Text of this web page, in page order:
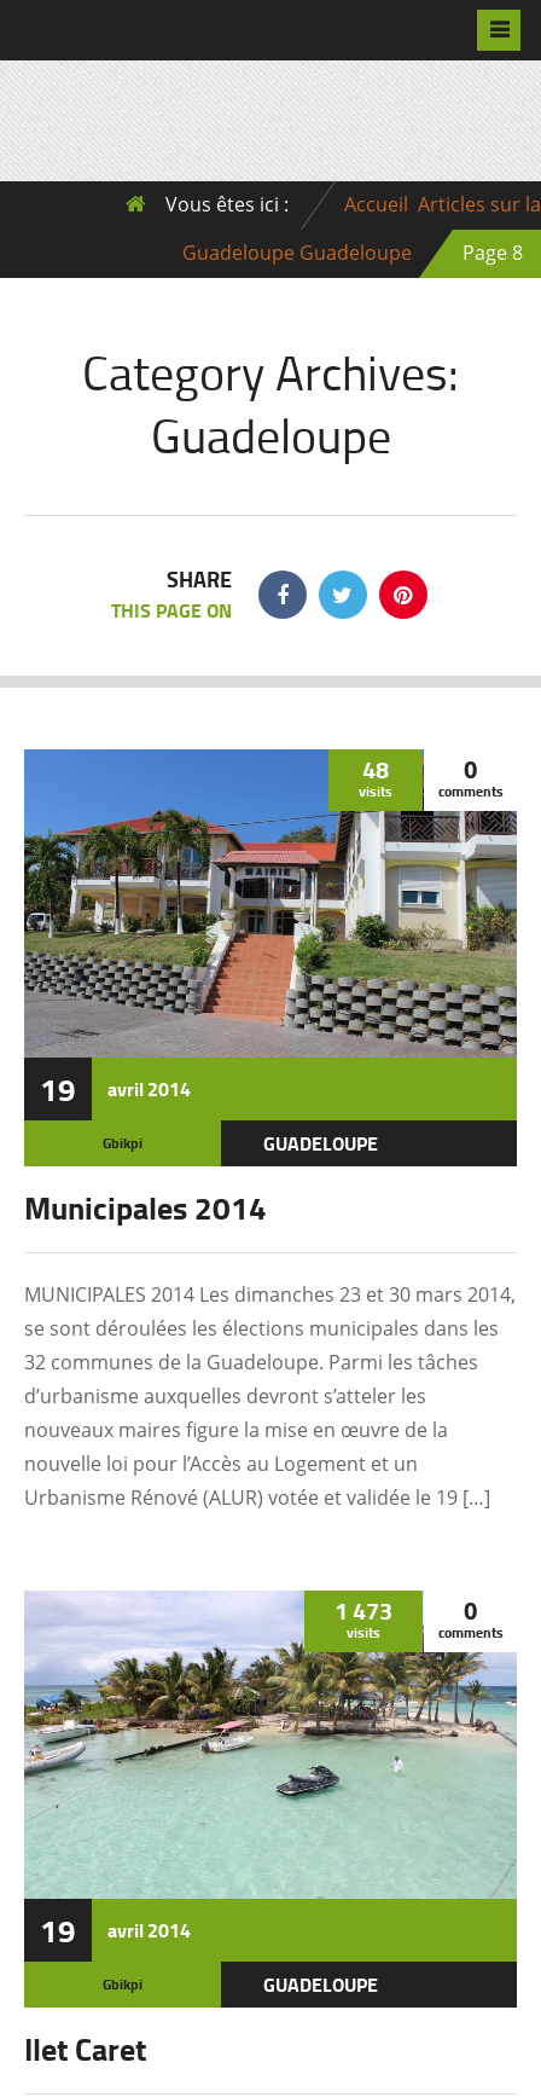
Vous êtes ici : Accueil Articles sur la
Guadeloupe Guadeloupe Page 8
Category Archives:
Guadeloupe
SHARE
THIS PAGE ON
19 avril2014
48
visits
0
comments
Gbikpi GUADELOUPE
Municipales 2014
MUNICIPALES 2014 Les dimanches 23 et 30 mars 2014,
se sont déroulées les élections municipales dans les
32 communes de la Guadeloupe. Parmi les tâches
d’urbanisme auxquelles devront s’atteler les
nouveaux maires figure la mise en œuvre de la
nouvelle loi pour l’Accès au Logement et un
Urbanisme Rénové (ALUR) votée et validée le 19 […]
19 avril2014
1 473
visits
0
comments
Gbikpi GUADELOUPE
Ilet Caret